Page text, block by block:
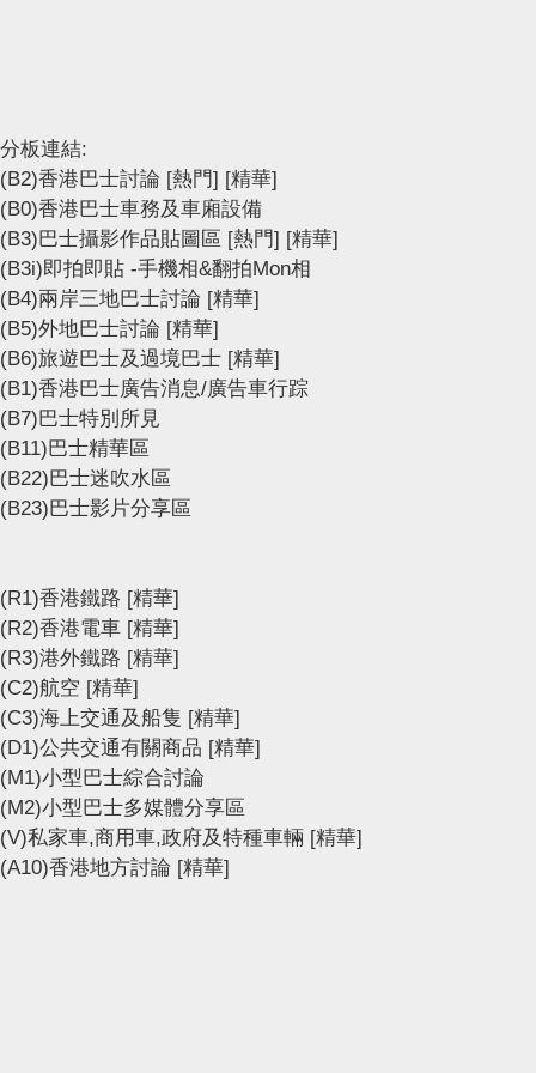
分板連結:
(B2)香港巴士討論 [熱門] [精華]
(B0)香港巴士車務及車廂設備
(B3)巴士攝影作品貼圖區 [熱門] [精華]
(B3i)即拍即貼 -手機相&翻拍Mon相
(B4)兩岸三地巴士討論 [精華]
(B5)外地巴士討論 [精華]
(B6)旅遊巴士及過境巴士 [精華]
(B1)香港巴士廣告消息/廣告車行踪
(B7)巴士特別所見
(B11)巴士精華區
(B22)巴士迷吹水區
(B23)巴士影片分享區
(R1)香港鐵路 [精華]
(R2)香港電車 [精華]
(R3)港外鐵路 [精華]
(C2)航空 [精華]
(C3)海上交通及船隻 [精華]
(D1)公共交通有關商品 [精華]
(M1)小型巴士綜合討論
(M2)小型巴士多媒體分享區
(V)私家車,商用車,政府及特種車輛 [精華]
(A10)香港地方討論 [精華]